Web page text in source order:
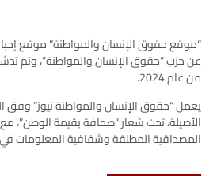
“موقع حقوق الإنسان والمواطنة” موقع
من عام 2024.
يعمل “حقوق الإنسان والمواطنة نيوز” وفق
الأصيلة، تحت شعار “صحافة بقيمة الوطن”،
المصداقية المطلقة وشفافية المعلومات في